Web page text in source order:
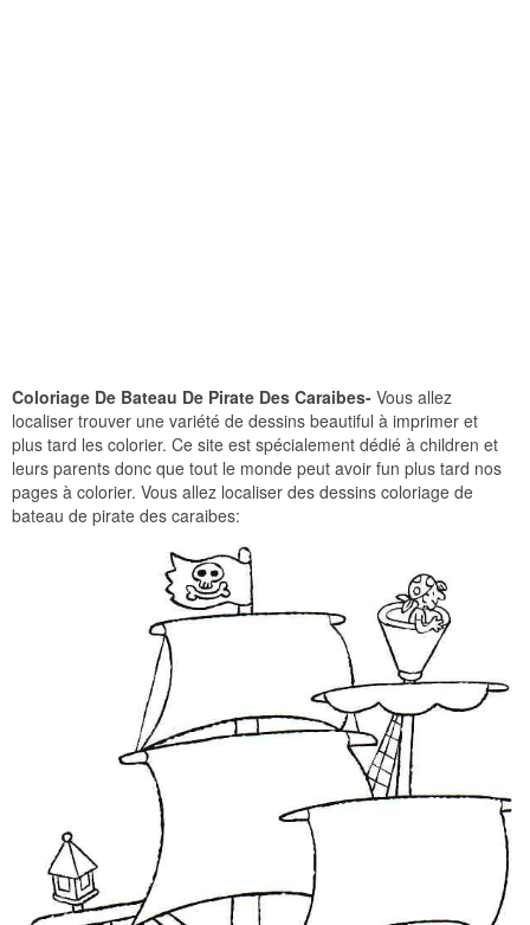
Coloriage De Bateau De Pirate Des Caraibes- Vous allez
localiser trouver une variété de dessins beautiful à imprimer et
plus tard les colorier. Ce site est spécialement dédié à children et
leurs parents donc que tout le monde peut avoir fun plus tard nos
pages à colorier. Vous allez localiser des dessins coloriage de
bateau de pirate des caraibes: